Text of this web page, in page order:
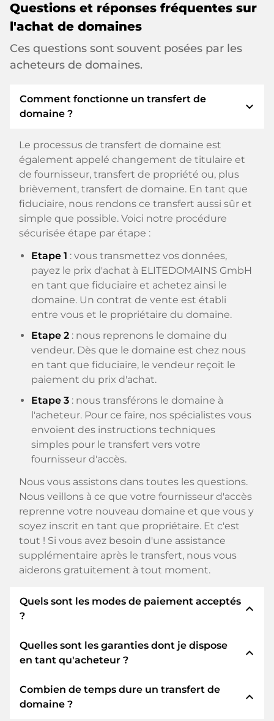
Questions et réponses fréquentes sur
l'achat de domaines
Ces questions sont souvent posées par les
acheteurs de domaines.
Comment fonctionne un transfert de
domaine ?
expand_more
Le processus de transfert de domaine est
également appelé changement de titulaire et
de fournisseur, transfert de propriété ou, plus
brièvement, transfert de domaine. En tant que
fiduciaire, nous rendons ce transfert aussi sûr et
simple que possible. Voici notre procédure
sécurisée étape par étape :
Etape 1 : vous transmettez vos données,
payez le prix d'achat à ELITEDOMAINS GmbH
en tant que fiduciaire et achetez ainsi le
domaine. Un contrat de vente est établi
entre vous et le propriétaire du domaine.
Etape 2 : nous reprenons le domaine du
vendeur. Dès que le domaine est chez nous
en tant que fiduciaire, le vendeur reçoit le
paiement du prix d'achat.
Etape 3 : nous transférons le domaine à
l'acheteur. Pour ce faire, nos spécialistes vous
envoient des instructions techniques
simples pour le transfert vers votre
fournisseur d'accès.
Nous vous assistons dans toutes les questions.
Nous veillons à ce que votre fournisseur d'accès
reprenne votre nouveau domaine et que vous y
soyez inscrit en tant que propriétaire. Et c'est
tout ! Si vous avez besoin d'une assistance
supplémentaire après le transfert, nous vous
aiderons gratuitement à tout moment.
Quels sont les modes de paiement acceptés
?
expand_less
Nous utilisons SEPA comme paiement anticipé
et utilisons STRIPE comme prestataire de
paiement disponibles tels que : Cartes de crédit,
PayPal, Klarna, ApplePay, GooglePay, Alipay ou
Quelles sont les garanties dont je dispose
en tant qu'acheteur ?
expand_less
En tant qu'acheteur, nous vous garantissons
toujours les sécurités suivantes. Nous nous en
Combien de temps dure un transfert de
domaine ?
expand_less